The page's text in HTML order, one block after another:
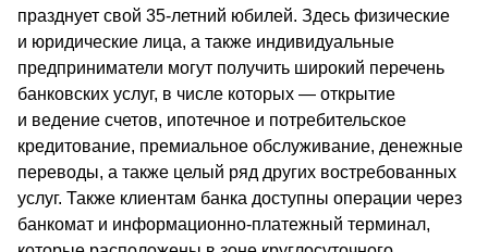
празднует свой 35-летний юбилей. Здесь физические
и юридические лица, а также индивидуальные
предприниматели могут получить широкий перечень
банковских услуг, в числе которых — открытие
и ведение счетов, ипотечное и потребительское
кредитование, премиальное обслуживание, денежные
переводы, а также целый ряд других востребованных
услуг. Также клиентам банка доступны операции через
банкомат и информационно-платежный терминал,